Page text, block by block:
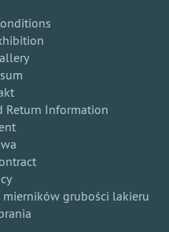
Return Information
mierników grubości lakieru